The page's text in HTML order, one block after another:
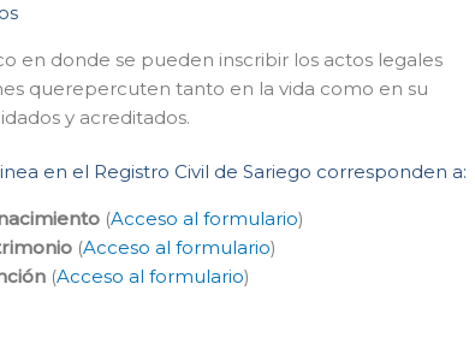
en donde se pueden inscribir los actos legales
querepercuten tanto en la vida como en su
y acreditados.
en el Registro Civil de Sariego corresponden a:
(Acceso al formulario)
(Acceso al formulario)
(Acceso al formulario)